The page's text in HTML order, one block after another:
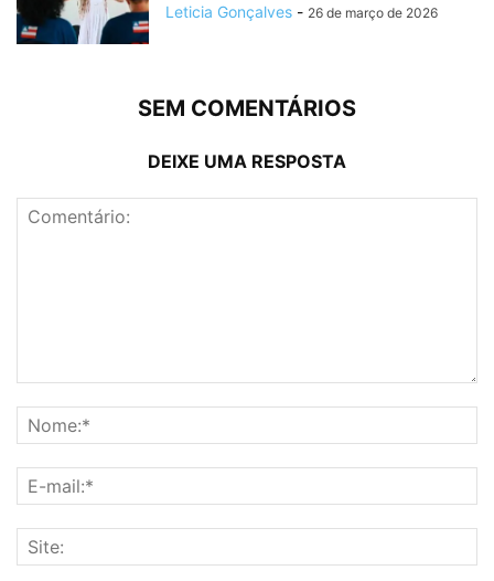
Leticia Gonçalves - 26 de março de 2026
SEM COMENTÁRIOS
DEIXE UMA RESPOSTA